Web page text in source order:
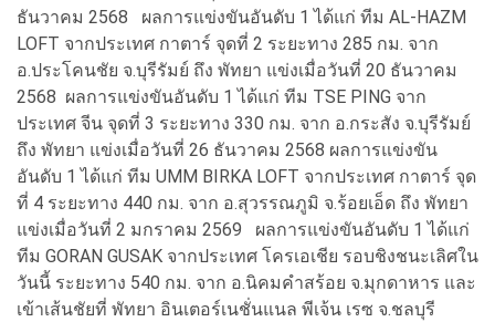
ธันวาคม 2568 ผลการแข่งขันอันดับ 1 ได้แก่ ทีม AL-HAZM
LOFT จากประเทศ กาตาร์ จุดที่ 2 ระยะทาง 285 กม. จาก
อ.ประโคนชัย จ.บุรีรัมย์ ถึง พัทยา แข่งเมื่อวันที่ 20 ธันวาคม
2568 ผลการแข่งขันอันดับ 1 ได้แก่ ทีม TSE PING จาก
ประเทศ จีน จุดที่ 3 ระยะทาง 330 กม. จาก อ.กระสัง จ.บุรีรัมย์
ถึง พัทยา แข่งเมื่อวันที่ 26 ธันวาคม 2568 ผลการแข่งขัน
อันดับ 1 ได้แก่ ทีม UMM BIRKA LOFT จากประเทศ กาตาร์ จุด
ที่ 4 ระยะทาง 440 กม. จาก อ.สุวรรณภูมิ จ.ร้อยเอ็ด ถึง พัทยา
แข่งเมื่อวันที่ 2 มกราคม 2569 ผลการแข่งขันอันดับ 1 ได้แก่
ทีม GORAN GUSAK จากประเทศ โครเอเชีย รอบชิงชนะเลิศใน
วันนี้ ระยะทาง 540 กม. จาก อ.นิคมคำสร้อย จ.มุกดาหาร และ
เข้าเส้นชัยที่ พัทยา อินเตอร์เนชั่นแนล พีเจ้น เรซ จ.ชลบุรี